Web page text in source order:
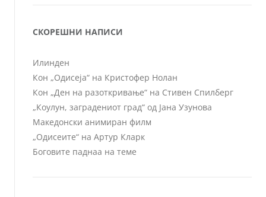
СКОРЕШНИ НАПИСИ
Илинден
Кон „Одисеја“ на Кристофер Нолан
Кон „Ден на разоткривање“ на Стивен Спилберг
„Коулун, заградениот град“ од Јана Узунова
Македонски анимиран филм
„Одисеите“ на Артур Кларк
Боговите паднаа на теме